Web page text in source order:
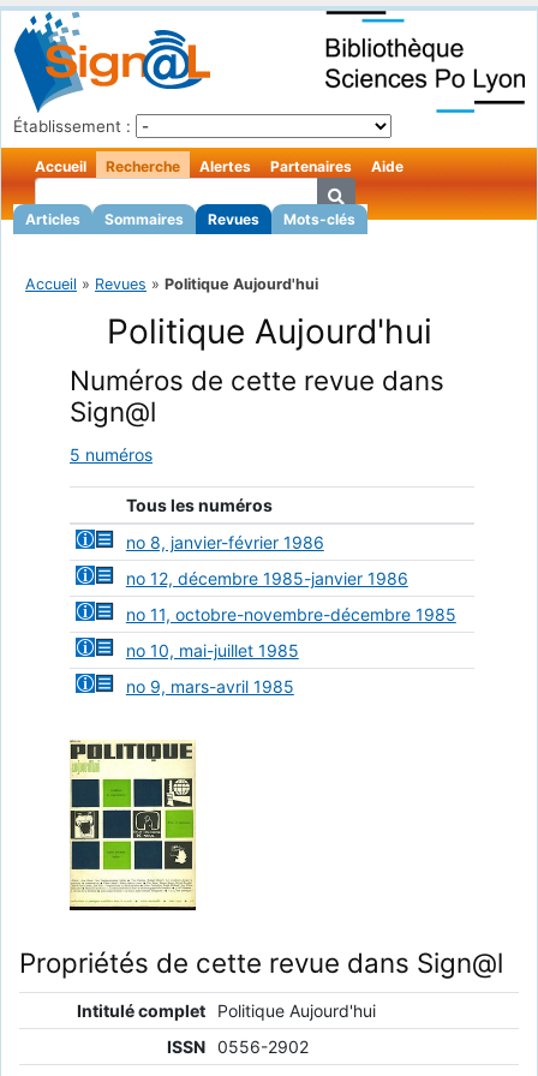
Établissement :
Accueil Recherche
Articles Sommaires Revues Mots-clés
Alertes Partenaires Aide
Accueil » Revues » Politique Aujourd'hui
Politique Aujourd'hui
Numéros de cette revue dans
Sign@l
5 numéros
Tous les numéros
no 8, janvier-février 1986
no 12, décembre 1985-janvier 1986
no 11, octobre-novembre-décembre 1985
no 10, mai-juillet 1985
no 9, mars-avril 1985
Propriétés de cette revue dans Sign@l
Intitulé complet
Politique Aujourd'hui
ISSN 0556-2902